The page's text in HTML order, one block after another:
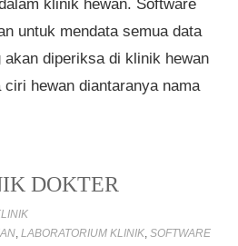
klinik hewan. Software
untuk mendata semua data
akan diperiksa di klinik hewan
hewan diantaranya nama
DOKTER
, LABORATORIUM KLINIK, SOFTWARE